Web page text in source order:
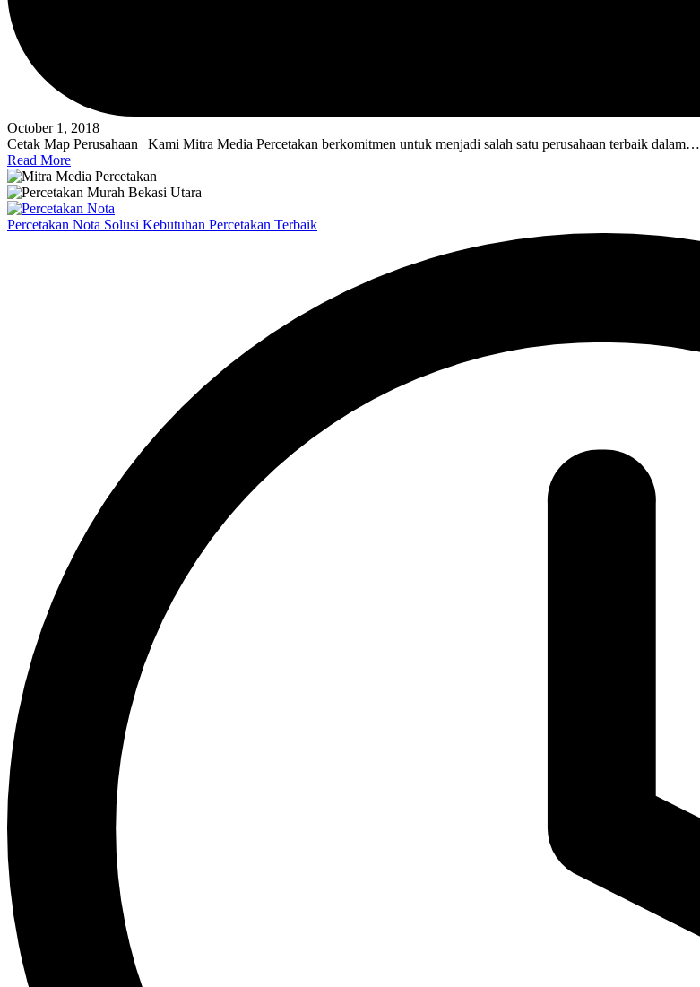
October 1, 2018
Cetak Map Perusahaan | Kami Mitra Media Percetakan berkomitmen untuk menjadi salah satu perusahaan terbaik dalam…
Read More
Percetakan Nota Solusi Kebutuhan Percetakan Terbaik